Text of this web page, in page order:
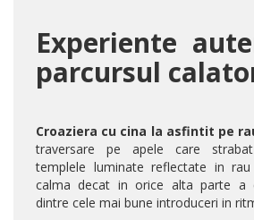
Experiente
parcursul
Croaziera cu cina la asfintit pe
traversare pe apele care
templele luminate reflectate in
calma decat in orice alta parte a
dintre cele mai bune introduceri in